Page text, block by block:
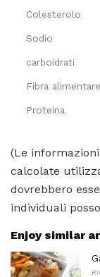
Colesterolo
Sodio
carboidrati
Fibra alimentare
Proteina
(Le
calcolate
dovrebbero
individuali
Enjoy similar